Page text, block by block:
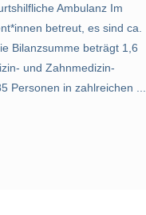
Ambulanz Im
betreut, es sind ca.
Bilanzsumme beträgt 1,6
und Zahnmedizin-
Personen in zahlreichen ...